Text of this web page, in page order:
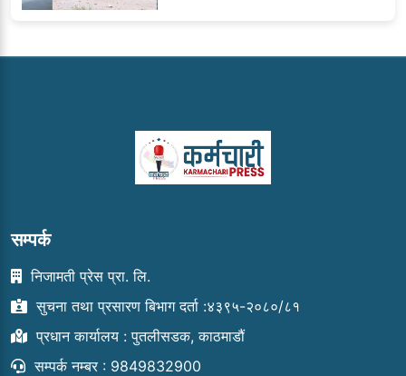
सम्पर्क
निजामती प्रेस प्रा. लि.
सुचना तथा प्रसारण बिभाग दर्ता :४३९५-२०८०/८१
प्रधान कार्यालय : पुतलीसडक, काठमाडौं
सम्पर्क नम्बर : 9849832900